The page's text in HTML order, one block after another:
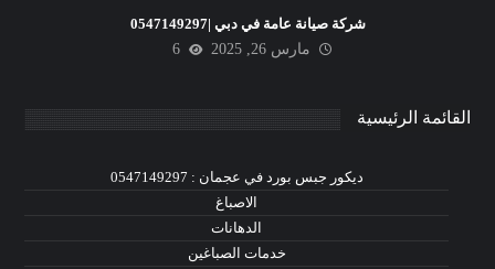
شركة صيانة عامة في دبي |0547149297
مارس 26, 2025
6
القائمة الرئيسية
ديكور جبس بورد في عجمان : 0547149297
الاصباغ
الدهانات
خدمات الصباغين